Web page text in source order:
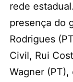
rede
presença do
Rodrigues
Civil, Rui
Wagner